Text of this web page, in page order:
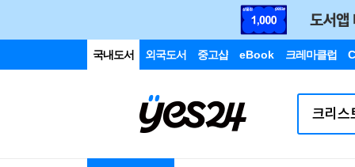
국내도서 외국도서 중고샵 eBook 크레마클럽